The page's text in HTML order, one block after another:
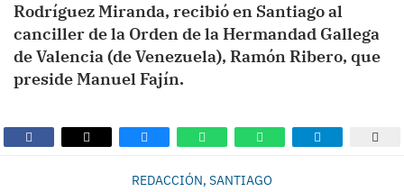
Rodríguez Miranda, recibió en Santiago al
canciller de la Orden de la Hermandad Gallega
de Valencia (de Venezuela), Ramón Ribero, que
preside Manuel Fajín.
REDACCIÓN, SANTIAGO